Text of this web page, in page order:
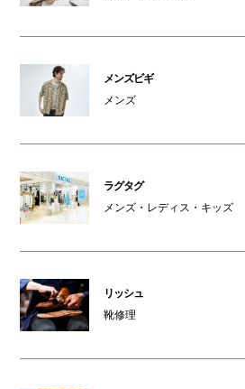
メンズビギ
メンズ
ラグタグ
メンズ・レディス・キッズ
リッシュ
靴修理